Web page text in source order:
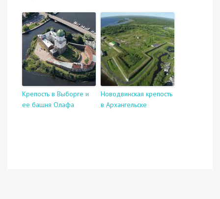
Крепость в Выборге и
ее башня Олафа
Новодвинская крепость
в Архангельске